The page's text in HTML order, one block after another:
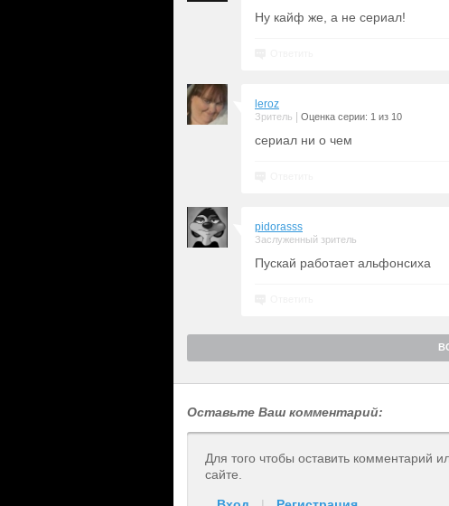
Ну кайф же, а не сериал!
leroz
Зритель Оценка серии: 1 из 10
сериал ни о чем
pidorasss
Заслуженный зритель
Пускай работает альфонсиха
Оставьте Ваш комментарий:
Для того чтобы оставить комментарий
сайте.